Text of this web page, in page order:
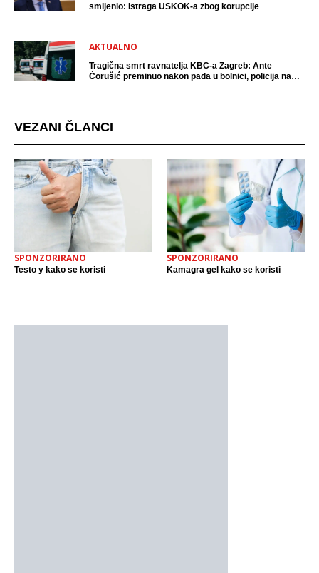
smijenio: Istraga USKOK-a zbog korupcije
AKTUALNO
Tragična smrt ravnatelja KBC-a Zagreb: Ante
Ćorušić preminuo nakon pada u bolnici, policija na
VEZANI ČLANCI
SPONZORIRANO
Testo y kako se koristi
SPONZORIRANO
Kamagra gel kako se koristi